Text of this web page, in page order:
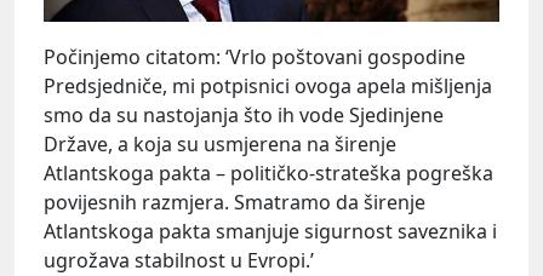
Počinjemo citatom: ‘Vrlo poštovani gospodine
Predsjedniče, mi potpisnici ovoga apela mišljenja
smo da su nastojanja što ih vode Sjedinjene
Države, a koja su usmjerena na širenje
Atlantskoga pakta – političko-strateška pogreška
povijesnih razmjera. Smatramo da širenje
Atlantskoga pakta smanjuje sigurnost saveznika i
ugrožava stabilnost u Evropi.’